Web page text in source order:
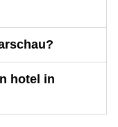
hotel in